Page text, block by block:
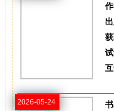
作
获
试
互
2026-05-24